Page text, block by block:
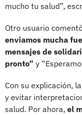
mucho tu salud”,
Otro usuario
enviamos mucha
mensajes de
pronto” y
Con su explicación,
y evitar
salud. Por ahora, el